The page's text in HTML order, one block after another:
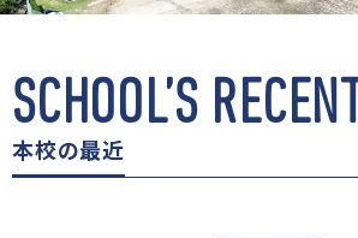
SCHOOL’S RECENT
本校の最近